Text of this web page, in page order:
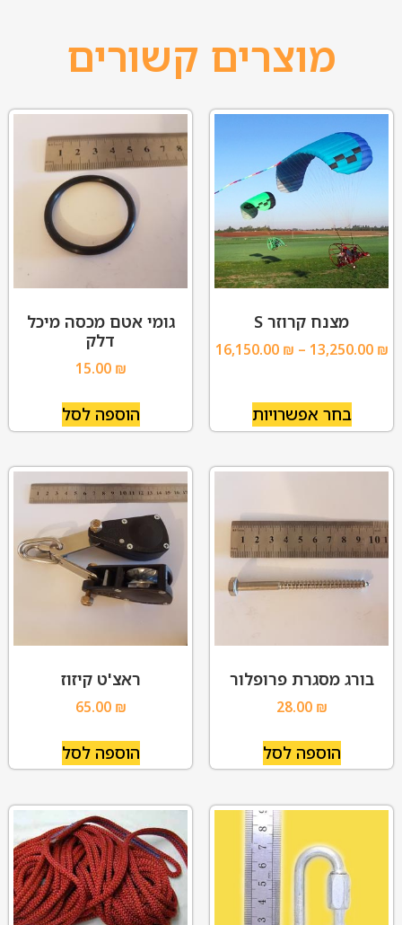
מוצרים קשורים
מצנח קרוזר S
13,250.00 ₪
–
16,150.00 ₪
בחר אפשרויות
גומי אטם מכסה מיכל
דלק
15.00 ₪
הוספה לסל
בורג מסגרת פרופלור
28.00 ₪
הוספה לסל
ראצ'ט קיזוז
65.00 ₪
הוספה לסל